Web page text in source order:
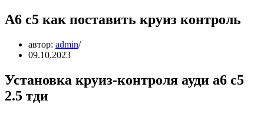
А6 с5 как поставить круиз контроль
автор: admin
09.10.2023
Установка круиз-контроля ауди а6 с5
2.5 тди